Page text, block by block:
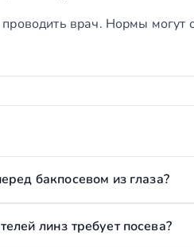
врач. Нормы могут
бакпосевом из глаза?
линз требует посева?